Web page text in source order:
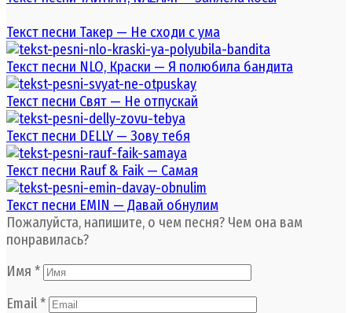
Текст песни Такер — Не сходи с ума
Текст песни NLO, Краски — Я полюбила бандита
Текст песни Свят — Не отпускай
Текст песни DELLY — Зову тебя
Текст песни Rauf & Faik — Самая
Текст песни EMIN — Давай обнулим
Пожалуйста, напишите, о чем песня? Чем она вам
понравилась?
Имя *
Email*